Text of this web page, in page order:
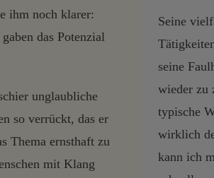
ihm noch klarer:
das Potenzial
unglaubliche
so verrückt, das er
Thema ernsthaft zu
mit Klang
Seine
seine
wieder zu
typische
wirklich
kann ich